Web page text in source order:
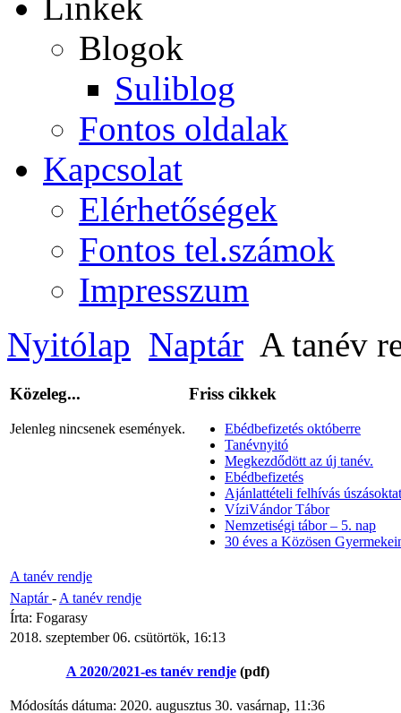
Linkek
Blogok
Suliblog
Fontos oldalak
Kapcsolat
Elérhetőségek
Fontos tel.számok
Impresszum
Nyitólap Naptár A tanév
Közeleg...
Jelenleg nincsenek események.
Friss cikkek
Ebédbefizetés októberre
Tanévnyitó
Megkezdődött az új tanév.
Ebédbefizetés
Ajánlattételi felhívás
VíziVándor Tábor
Nemzetiségi tábor – 5. nap
30 éves a Közösen
A tanév rendje
Naptár-A tanév rendje
Írta: Fogarasy
2018. szeptember 06. csütörtök, 16:13
A 2020/2021-es tanév rendje(pdf)
Módosítás dátuma: 2020. augusztus 30. vasárnap, 11:36